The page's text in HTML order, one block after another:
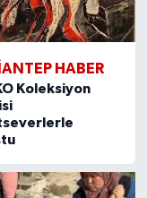
HABER
Koleksiyon